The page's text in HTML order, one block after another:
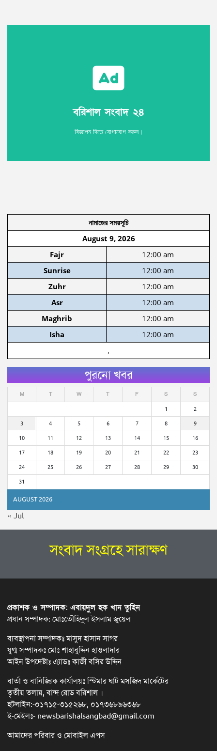
বরিশাল সংবাদ ২৪
বিজ্ঞাপন দিতে যোগাযোগ করুন।
বরিশাল সংবাদ ২৪
Call
নামাজের সময়সূচি
August 9, 2026
Fajr
12:00 am
Sunrise
12:00 am
Zuhr
12:00 am
Asr
12:00 am
Maghrib
12:00 am
Isha
12:00 am
,
পুরনো খবর
AUGUST 2026
M T W T F S S
1 2
3 4 5 6 7 8 9
10 11 12 13 14 15 16
17 18 19 20 21 22 23
24 25 26 27 28 29 30
31
« Jul
সংবাদ সংগ্রহে সারাক্ষণ
প্রকাশক ও সম্পাদক: এবায়দুল হক খান তুহিন
প্রধান সম্পাদক: মোঃতৌহিদুল ইসলাম জুয়েল
ব্যবস্থাপনা সম্পাদকঃ মাসুদ হাসান সাগর
যুগ্ম সম্পাদকঃ মোঃ শাহাবুদ্দিন হাওলাদার
আইন উপদেষ্টাঃ এ্যাডঃ কাজী বসির উদ্দিন
বার্তা ও বানিজ্যিক কার্যালয়ঃ স্টিমার ঘাট মসজিদ মার্কেটের
তৃতীয় তলায়, বান্দ রোড বরিশাল ।
হটলাইন:-০১৭১৫-৩১৫২৬৮, ০১৭৩৬৮৯৬৩৬৮
ই-মেইলঃ- newsbarishalsangbad@gmail.com
আমাদের পরিবার ও মোবাইল এপস